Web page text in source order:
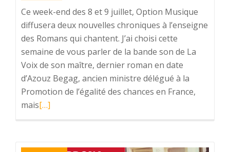
Ce week-end des 8 et 9 juillet, Option Musique
diffusera deux nouvelles chroniques à l’enseigne
des Romans qui chantent. J’ai choisi cette
semaine de vous parler de la bande son de La
Voix de son maître, dernier roman en date
d’Azouz Begag, ancien ministre délégué à la
Promotion de l’égalité des chances en France,
maisEn
surLes
[…]